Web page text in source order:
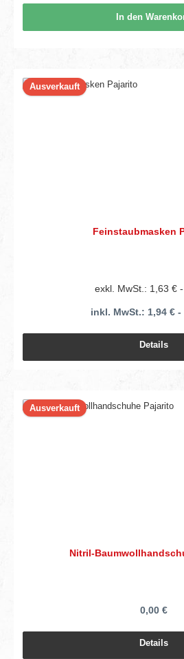
In den
Ausverkauft
Feinstaubmasken
exkl. MwSt.: 1,63 €
inkl. MwSt.: 1,94 € -
Details
Ausverkauft
Nitril-
0,00 €
Details